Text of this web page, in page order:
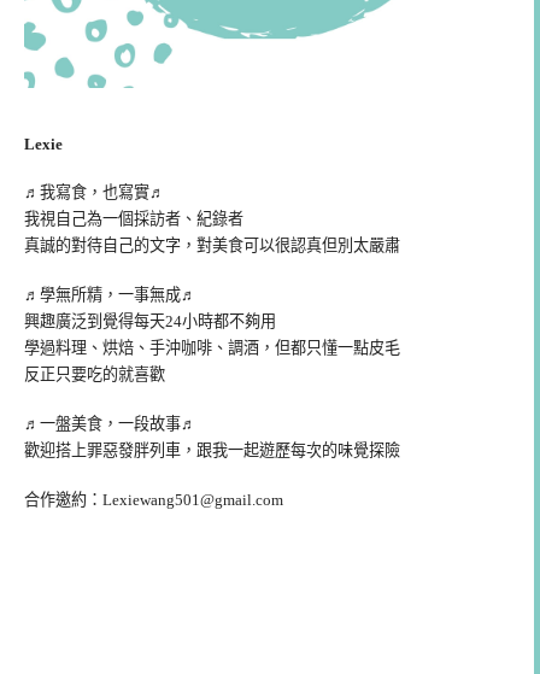
Lexie
♬我寫食，也寫實♬
我視自己為一個採訪者、紀錄者
真誠的對待自己的文字，對美食可以很認真但別太嚴肅
♬學無所精，一事無成♬
興趣廣泛到覺得每天24小時都不夠用
學過料理、烘焙、手沖咖啡、調酒，但都只懂一點皮毛
反正只要吃的就喜歡
♬一盤美食，一段故事♬
歡迎搭上罪惡發胖列車，跟我一起遊歷每次的味覺探險
合作邀約： Lexiewang501@gmail.com